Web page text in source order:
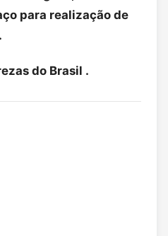
para realização de
do Brasil .